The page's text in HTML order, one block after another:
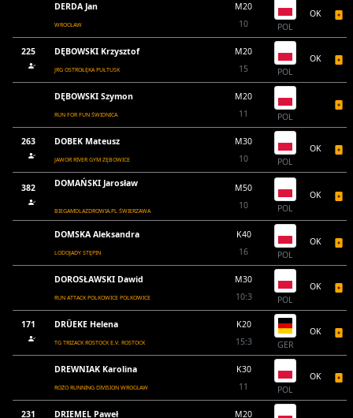
DERDA Jan
WROCŁAW
M20
10
POL
OK
225 DĘBOWSKI Krzysztof
JRG OSTROŁĘKA PUŁTUSK
M20
15
POL
OK
DĘBOWSKI Szymon
RUN FOR FUN ŚWIDNICA
M20
11
POL
263 DOBEK Mateusz
JAWOR RIVER GYM ZĘBOWICE
M30
10
POL
OK
382 DOMAŃSKI Jarosław
BIEGAMDLAZDROWIA.PL ŚWIERZAWA
M50
10
POL
OK
DOMSKA Aleksandra
LODOJADY STĘPIN
K40
16
POL
OK
DOROSŁAWSKI Dawid
RUN ATTACK POLKOWICE POLKOWICE
M30
10:3
POL
OK
171 DRÜEKE Helena
TG TRIZACK ROSTOCK E.V. ROSTOCK
K20
15:3
GER
OK
DREWNIAK Karolina
ROŻO RUNNING DIVISION WROCŁAW
K30
11
POL
OK
231 DRIEMEL Paweł M20